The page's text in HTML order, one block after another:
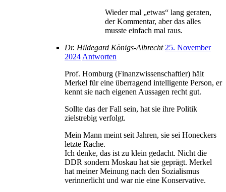
Wieder mal „etwas“ lang geraten,
der Kommentar, aber das alles
musste einfach mal raus.
Dr. Hildegard Königs-Albrecht 25. November
2024 Antworten
Prof. Homburg (Finanzwissenschaftler) hält
Merkel für eine überragend intelligente Person, er
kennt sie nach eigenen Aussagen recht gut.
Sollte das der Fall sein, hat sie ihre Politik
zielstrebig verfolgt.
Mein Mann meint seit Jahren, sie sei Honeckers
letzte Rache.
Ich denke, das ist zu klein gedacht. Nicht die
DDR sondern Moskau hat sie geprägt. Merkel
hat meiner Meinung nach den Sozialismus
verinnerlicht und war nie eine Konservative.